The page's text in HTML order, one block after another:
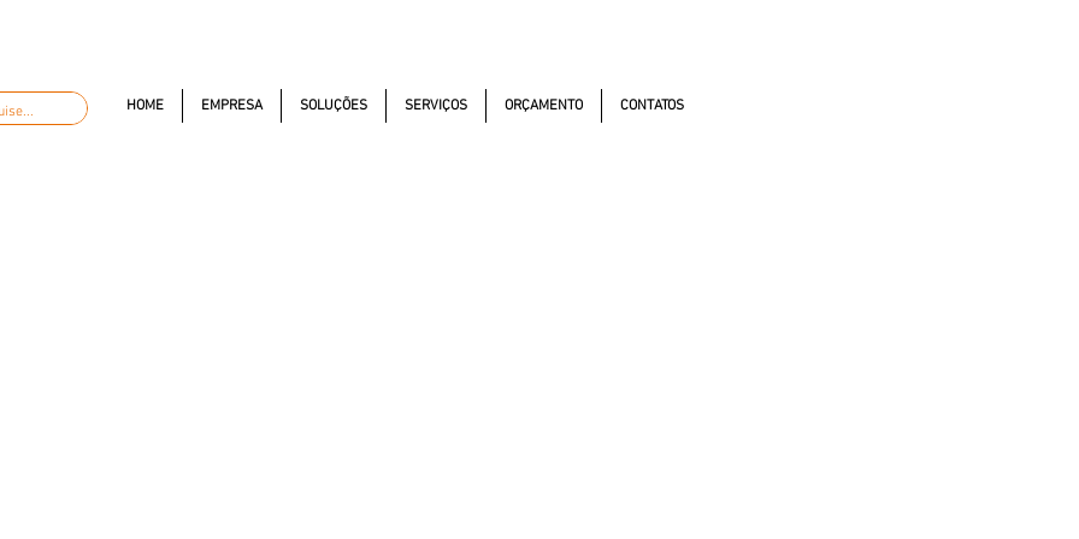
HOME EMPRESA SOLUÇÕES SERVIÇOS ORÇAMENTO CONTATOS